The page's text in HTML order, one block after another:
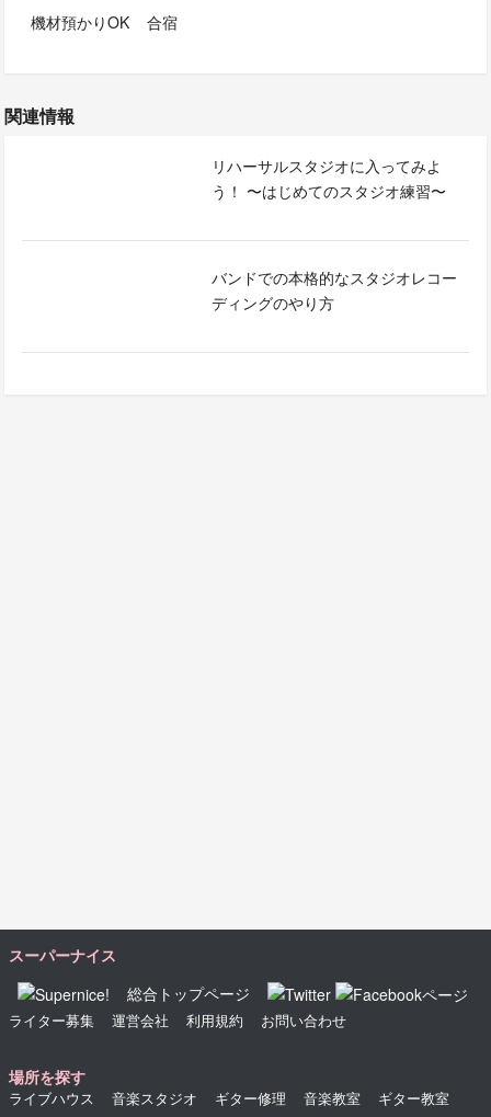
機材預かりOK
合宿
関連情報
リハーサルスタジオに入ってみよ
う！ 〜はじめてのスタジオ練習〜
バンドでの本格的なスタジオレコー
ディングのやり方
スーパーナイス
総合トップページ
ライター募集 運営会社 利用規約 お問い合わせ
場所を探す
ライブハウス 音楽スタジオ ギター修理 音楽教室 ギター教室